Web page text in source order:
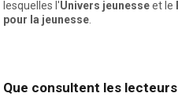
lesquelles l'Univers jeunesseet le
pour la jeunesse
Que consultent les